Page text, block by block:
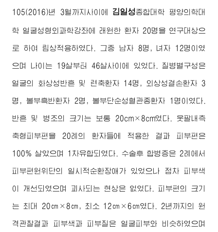
105(2016)년 3월까지사이에 김일성종합대학 평양의학대
학 얼굴성형외과학강좌에 래원한 환자 20명을 연구대상으
로 하여 림상적용하였다. 그중 남자 8명, 녀자 12명이였
으며 나이는 19살부터 46살사이에 있었다. 질병별구성은
얼굴의 화상성반흔 및 련축환자 14명, 외상성결손환자 3
명, 볼부흑반환자 2명, 볼부단순성혈관종환자 1명이였다.
반흔 및 병조의 크기는 보통 20cm×8cm였다. 웃팔내측
축형피부편을 20례의 환자들에 적용한 결과 피부편은
100% 살았으며 1차유합되였다. 수술후 합병증은 2례에서
피부편원위단의 일시적순환장애가 있었으나 점차 피부색
이 개선되였으며 괴사되는 현상은 없었다. 피부편의 크기
는 최대 20㎝×8㎝, 최소 12㎝×6㎝였다. 2년까지의 원
격관찰결과 피부색과 피부질은 얼굴피부와 비슷하였으며